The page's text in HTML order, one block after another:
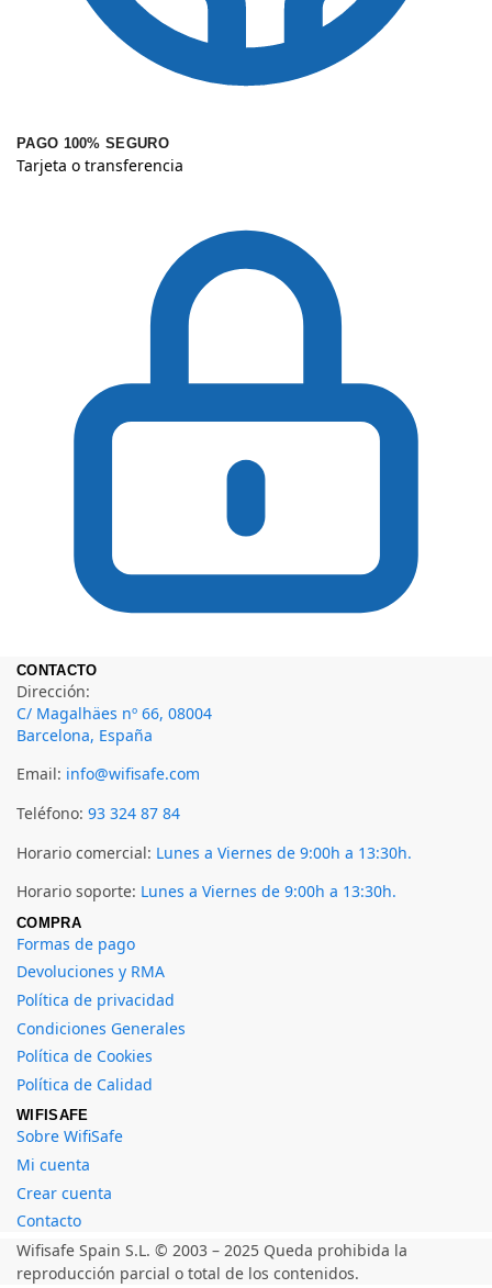
PAGO 100% SEGURO
Tarjeta o transferencia
CONTACTO
Dirección:
C/ Magalhäes nº 66, 08004
Barcelona, España
Email: info@wifisafe.com
Teléfono: 93 324 87 84
Horario comercial: Lunes a Viernes de 9:00h a 13:30h.
Horario soporte: Lunes a Viernes de 9:00h a 13:30h.
COMPRA
Formas de pago
Devoluciones y RMA
Política de privacidad
Condiciones Generales
Política de Cookies
Política de Calidad
WIFISAFE
Sobre WifiSafe
Mi cuenta
Crear cuenta
Contacto
Wifisafe Spain S.L. © 2003 – 2025 Queda prohibida la
reproducción parcial o total de los contenidos.